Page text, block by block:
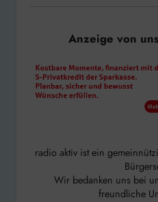
Anzeige von
radio aktiv ist ein
Wir bedanken uns bei
freundliche